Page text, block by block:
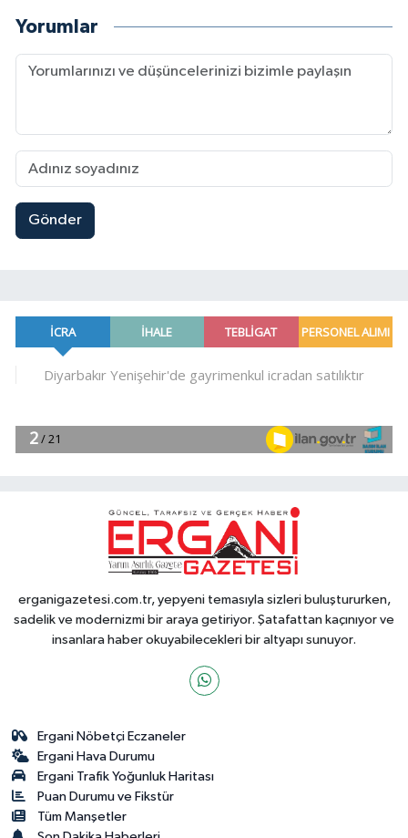
Yorumlar
Gönder
erganigazetesi.com.tr, yepyeni temasıyla sizleri buluştururken,
sadelik ve modernizmi bir araya getiriyor. Şatafattan kaçınıyor ve
insanlara haber okuyabilecekleri bir altyapı sunuyor.
Ergani Nöbetçi Eczaneler
Ergani Hava Durumu
Ergani Trafik Yoğunluk Haritası
Puan Durumu ve Fikstür
Tüm Manşetler